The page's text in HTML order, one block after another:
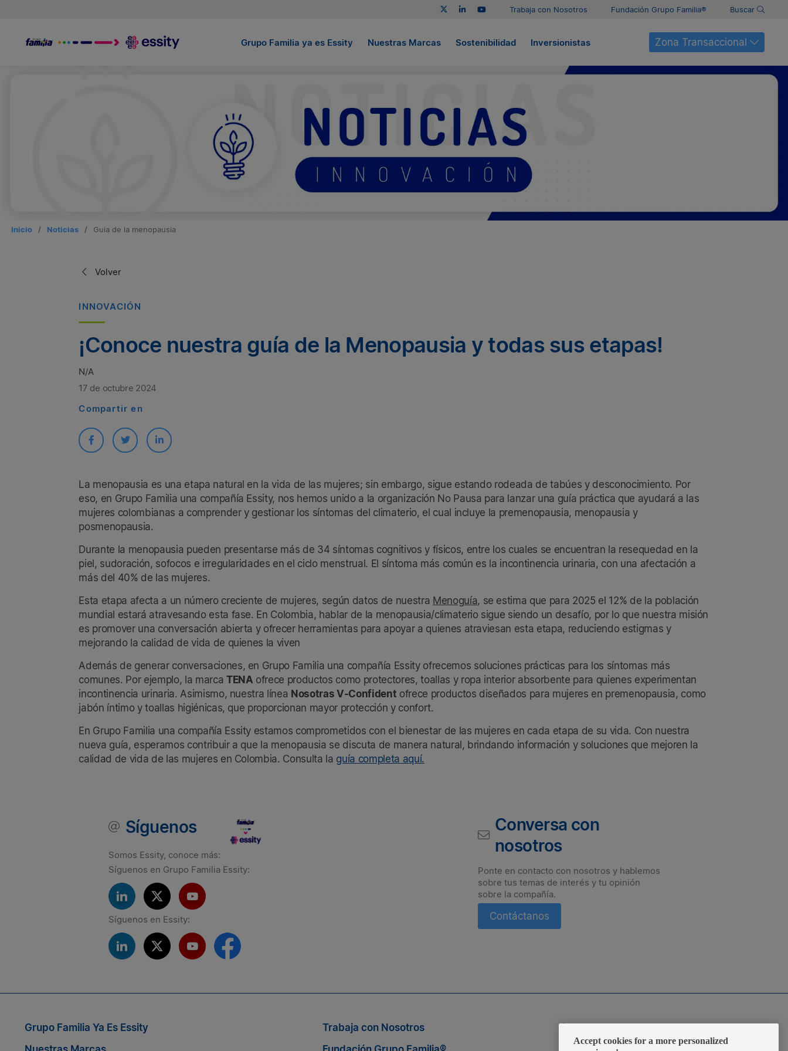
Trabaja con Nosotros Fundación Grupo Familia® Buscar
Grupo Familia ya es Essity Nuestras Marcas Sostenibilidad Inversionistas Zona Transaccional
Inicio / Noticias / Guia de la menopausia
Volver
INNOVACIÓN
¡Conoce nuestra guía de la Menopausia y todas sus etapas!
N/A
17 de octubre 2024
Compartir en
La menopausia es una etapa natural en la vida de las mujeres; sin embargo, sigue estando rodeada de tabúes y desconocimiento. Por
eso, en Grupo Familia una compañía Essity, nos hemos unido a la organización No Pausa para lanzar una guía práctica que ayudará a las
mujeres colombianas a comprender y gestionar los síntomas del climaterio, el cual incluye la premenopausia, menopausia y
posmenopausia.
Durante la menopausia pueden presentarse más de 34 síntomas cognitivos y físicos, entre los cuales se encuentran la resequedad en la
piel, sudoración, sofocos e irregularidades en el ciclo menstrual. El síntoma más común es la incontinencia urinaria, con una afectación a
más del 40% de las mujeres.
Esta etapa afecta a un número creciente de mujeres, según datos de nuestra Menoguía, se estima que para 2025 el 12% de la población
mundial estará atravesando esta fase. En Colombia, hablar de la menopausia/climaterio sigue siendo un desafío, por lo que nuestra misión
es promover una conversación abierta y ofrecer herramientas para apoyar a quienes atraviesan esta etapa, reduciendo estigmas y
mejorando la calidad de vida de quienes la viven
Además de generar conversaciones, en Grupo Familia una compañía Essity ofrecemos soluciones prácticas para los síntomas más
comunes. Por ejemplo, la marca TENA ofrece productos como protectores, toallas y ropa interior absorbente para quienes experimentan
incontinencia urinaria. Asimismo, nuestra línea Nosotras V-Confident ofrece productos diseñados para mujeres en premenopausia, como
jabón íntimo y toallas higiénicas, que proporcionan mayor protección y confort.
En Grupo Familia una compañía Essity estamos comprometidos con el bienestar de las mujeres en cada etapa de su vida. Con nuestra
nueva guía, esperamos contribuir a que la menopausia se discuta de manera natural, brindando información y soluciones que mejoren la
calidad de vida de las mujeres en Colombia. Consulta la guía completa aquí.
Síguenos
Somos Essity, conoce más:
Síguenos en Grupo Familia Essity:
Síguenos en Essity:
Conversa con
nosotros
Ponte en contacto con nosotros y hablemos
sobre tus temas de interés y tu opinión
sobre la compañía.
Contáctanos
Grupo Familia Ya Es Essity
Trabaja con Nosotros
Accept cookies for a more personalized